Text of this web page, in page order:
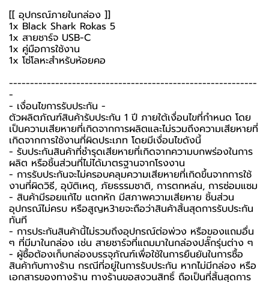
[[ อุปกรณ์ภายในกล่อง ]]
1x Black Shark Rokas 5
1x สายชาร์จ USB-C
1x คู่มือการใช้งาน
1x โซ่โลหะสำหรับห้อยคอ
-----------------------------------------------------------
-
-️ เงื่อนไขการรับประกัน -️
ตัวผลิตภัณฑ์สินค้ารับประกัน 1 ปี ภายใต้เงื่อนไขที่กำหนด โดย
เป็นความเสียหายที่เกิดจากการผลิตและไม่รวมถึงความเสียหายที่
เกิดจากการใช้งานที่ผิดประเภท โดยมีเงื่อนไขดังนี้
- รับประกันสินค้าที่ชำรุดเสียหายที่เกิดจากความบกพร่องในการ
ผลิต หรือชิ้นส่วนที่ไม่ได้มาตรฐานจากโรงงาน
- การรับประกันจะไม่ครอบคลุมความเสียหายที่เกิดขึ้นจากการใช้
งานที่ผิดวิธี, อุบัติเหตุ, ภัยธรรมชาติ, การตกหล่น, การซ่อมแซม
- สินค้ามีรอยแก้ไข แตกหัก มีสภาพความเสียหาย ชิ้นส่วน
อุปกรณ์ไม่ครบ หรือสูญห3ายจะถือว่าสินค้าสิ้นสุดการรับประกัน
ทันที
- การประกันสินค้านี้ไม่รวมถึงอุปกรณ์ต่อพ่วง หรือของแถมอื่น
ๆ ที่มีมาในกล่อง เช่น สายชาร์จที่แถมมาในกล่องปลั๊กรุ่นต่าง ๆ
-️ ผู้ซื้อต้องเก็บกล่องบรรจุภัณฑ์เพื่อใช้ในการยืนยันในการซื้อ
สินค้ากับทางร้าน กรณีที่อยู่ในการรับประกัน หากไม่มีกล่อง หรือ
เอกสารของทางร้าน ทางร้านขอสงวนสิทธิ์ ถือเป็นที่สิ้นสุดการ